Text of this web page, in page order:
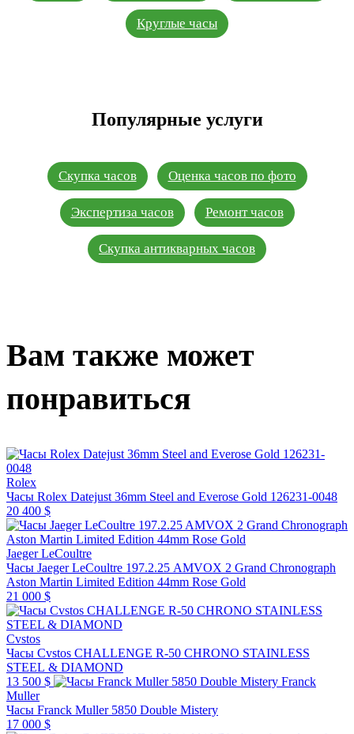
Круглые часы
Популярные услуги
Скупка часов Оценка часов по фото
Экспертиза часов Ремонт часов
Скупка антикварных часов
Вам также может
понравиться
Rolex
Часы Rolex Datejust 36mm Steel and Everose Gold 126231-0048
20 400 $
Jaeger LeCoultre
Часы Jaeger LeCoultre 197.2.25 AMVOX 2 Grand Chronograph
Aston Martin Limited Edition 44mm Rose Gold
21 000 $
Cvstos
Часы Cvstos CHALLENGE R-50 CHRONO STAINLESS
STEEL & DIAMOND
13 500 $
Franck
Muller
Часы Franck Muller 5850 Double Mistery
17 000 $